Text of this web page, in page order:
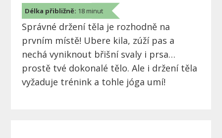
Délka přibližně: 18 minut
Správné držení těla je rozhodně na
prvním místě! Ubere kila, zúží pas a
nechá vyniknout břišní svaly i prsa…
prostě tvé dokonalé tělo. Ale i držení těla
vyžaduje trénink a tohle jóga umí!